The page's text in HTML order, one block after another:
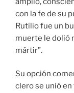
con la fe de su
Rutilio fue un
muerte le dolió
mártir”.
Su opción
clero se unió